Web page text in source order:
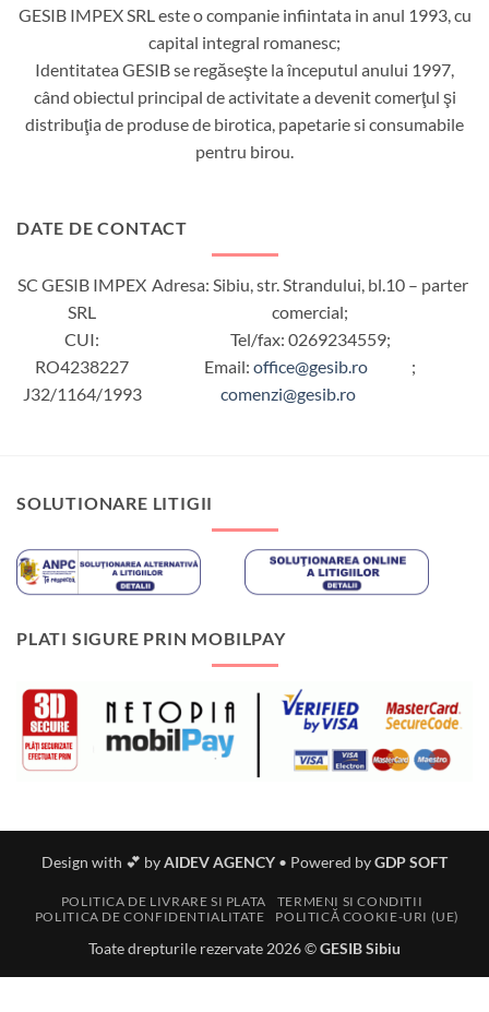
GESIB IMPEX SRL este o companie infiintata in anul 1993, cu
capital integral romanesc;
Identitatea GESIB se regăseşte la începutul anului 1997,
când obiectul principal de activitate a devenit comerţul şi
distribuţia de produse de birotica, papetarie si consumabile
pentru birou.
DATE DE CONTACT
SC GESIB IMPEX
SRL
CUI:
RO4238227
J32/1164/1993
Adresa: Sibiu, str. Strandului, bl.10 – parter
comercial;
Tel/fax: 0269234559;
Email:office@gesib.ro
;
comenzi@gesib.ro
SOLUTIONARE LITIGII
PLATI SIGURE PRIN MOBILPAY
Design with 💕 byAIDEV AGENCY • Powered byGDP SOFT
POLITICA DE LIVRARE SI PLATA
TERMENI SI CONDITII
POLITICA DE CONFIDENTIALITATE
POLITICĂ COOKIE-URI (UE)
Toate drepturile rezervate 2026 ©GESIB Sibiu